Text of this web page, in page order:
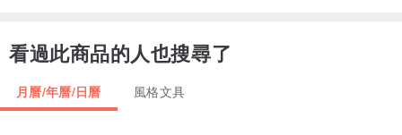
I will be exalted in the earth.”
看過此商品的人也搜尋了
月曆/年曆/日曆 風格文具